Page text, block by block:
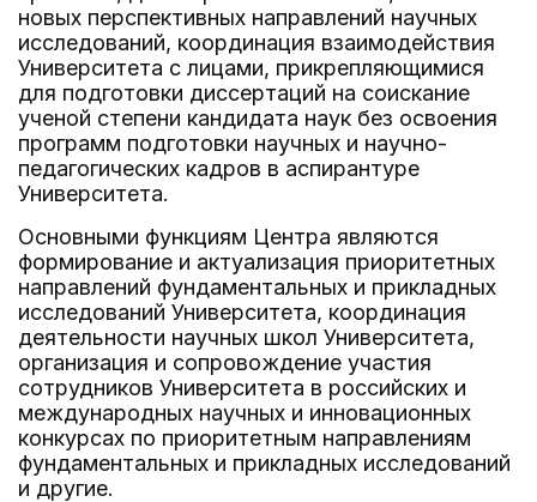
новых перспективных направлений научных
исследований, координация взаимодействия
Университета с лицами, прикрепляющимися
для подготовки диссертаций на соискание
ученой степени кандидата наук без освоения
программ подготовки научных и научно-
педагогических кадров в аспирантуре
Университета.
Основными функциям Центра являются
формирование и актуализация приоритетных
направлений фундаментальных и прикладных
исследований Университета, координация
деятельности научных школ Университета,
организация и сопровождение участия
сотрудников Университета в российских и
международных научных и инновационных
конкурсах по приоритетным направлениям
фундаментальных и прикладных исследований
и другие.